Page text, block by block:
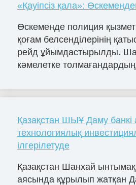
«Қауіпсіз қала»:
Өскеменде полиция
қоғам белсенділерінің
рейд ұйымдастырылды.
кәмелетке толмағандардың
Қазақстан ШЫҰ Даму банкі
технологиялық
ілгерілетуде
Қазақстан Шанхай
аясында құрылып жатқан